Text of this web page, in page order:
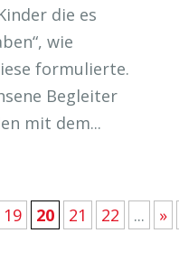
die es
wie
formulierte.
Begleiter
mit dem...
19 20 21 22 ...
»